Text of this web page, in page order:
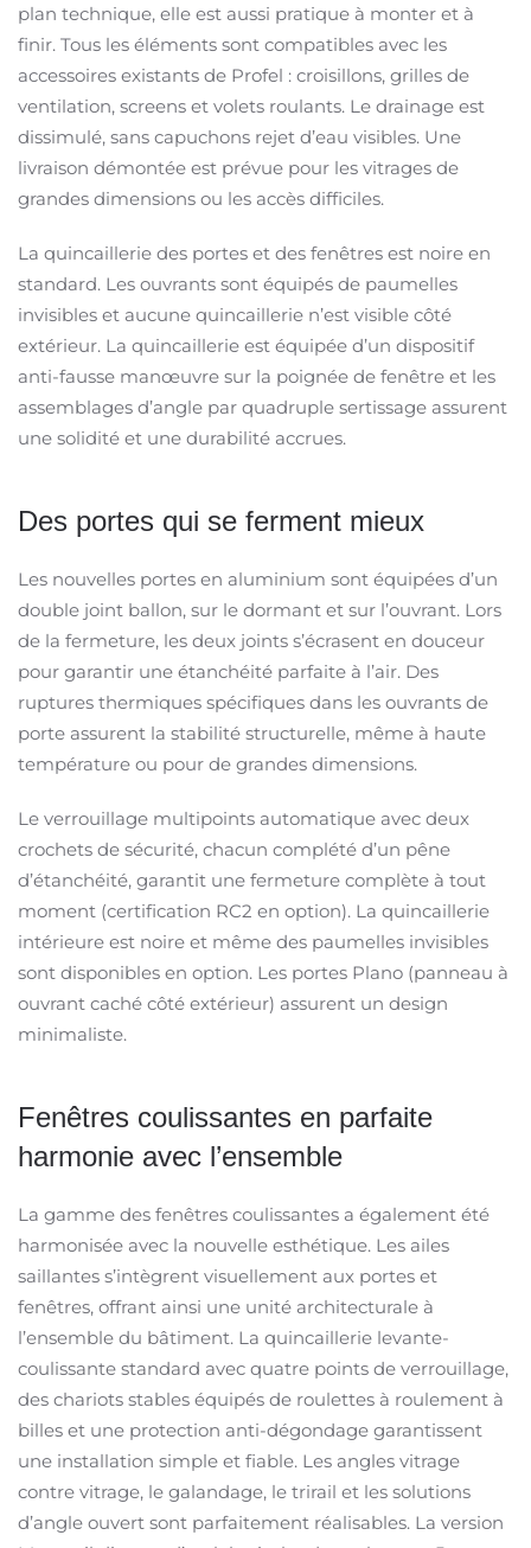
plan technique, elle est aussi pratique à monter et à
finir. Tous les éléments sont compatibles avec les
accessoires existants de Profel : croisillons, grilles de
ventilation, screens et volets roulants. Le drainage est
dissimulé, sans capuchons rejet d’eau visibles. Une
livraison démontée est prévue pour les vitrages de
grandes dimensions ou les accès difficiles.
La quincaillerie des portes et des fenêtres est noire en
standard. Les ouvrants sont équipés de paumelles
invisibles et aucune quincaillerie n’est visible côté
extérieur. La quincaillerie est équipée d’un dispositif
anti-fausse manœuvre sur la poignée de fenêtre et les
assemblages d’angle par quadruple sertissage assurent
une solidité et une durabilité accrues.
Des portes qui se ferment mieux
Les nouvelles portes en aluminium sont équipées d’un
double joint ballon, sur le dormant et sur l’ouvrant. Lors
de la fermeture, les deux joints s’écrasent en douceur
pour garantir une étanchéité parfaite à l’air. Des
ruptures thermiques spécifiques dans les ouvrants de
porte assurent la stabilité structurelle, même à haute
température ou pour de grandes dimensions.
Le verrouillage multipoints automatique avec deux
crochets de sécurité, chacun complété d’un pêne
d’étanchéité, garantit une fermeture complète à tout
moment (certification RC2 en option). La quincaillerie
intérieure est noire et même des paumelles invisibles
sont disponibles en option. Les portes Plano (panneau à
ouvrant caché côté extérieur) assurent un design
minimaliste.
Fenêtres coulissantes en parfaite
harmonie avec l’ensemble
La gamme des fenêtres coulissantes a également été
harmonisée avec la nouvelle esthétique. Les ailes
saillantes s’intègrent visuellement aux portes et
fenêtres, offrant ainsi une unité architecturale à
l’ensemble du bâtiment. La quincaillerie levante-
coulissante standard avec quatre points de verrouillage,
des chariots stables équipés de roulettes à roulement à
billes et une protection anti-dégondage garantissent
une installation simple et fiable. Les angles vitrage
contre vitrage, le galandage, le trirail et les solutions
d’angle ouvert sont parfaitement réalisables. La version